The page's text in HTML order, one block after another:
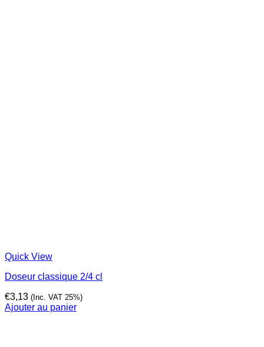
Quick View
Doseur classique 2/4 cl
€3,13 (Inc. VAT 25%)
Ajouter au panier